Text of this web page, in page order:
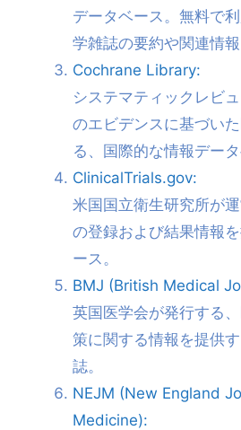
データベース。無料で
学雑誌の要約や関連情報
Cochrane Library:
システマティックレビ
のエビデンスに基づい
る、国際的な情報データ
ClinicalTrials.gov:
米国国立衛生研究所が
の登録および結果情報
ース。
BMJ (British Medical
英国医学会が発行する
策に関する情報を提供
誌。
NEJM (New England
Medicine):